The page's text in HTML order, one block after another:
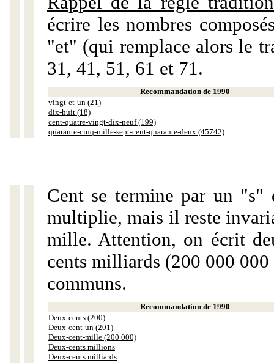
écrire les nombres
"et" (qui remplace alors le
31, 41, 51, 61 et 71.
Recommandation de 1990
vingt-et-un (21)
dix-huit (18)
cent-quatre-vingt-dix-neuf (199)
quarante-cinq-mille-sept-cent-quarante-deux (45742)
Cent se termine par un "s"
multiplie, mais il reste
mille. Attention, on écrit
cents milliards (200 000
communs.
Recommandation de 1990
Deux-cents (200)
Deux-cent-un (201)
Deux-cent-mille (200 000)
Deux-cents millions
Deux-cents milliards